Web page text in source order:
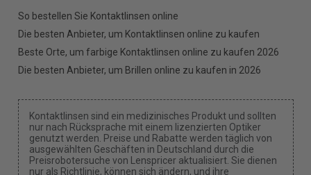
So bestellen Sie Kontaktlinsen online
Die besten Anbieter, um Kontaktlinsen online zu kaufen
Beste Orte, um farbige Kontaktlinsen online zu kaufen 2026
Die besten Anbieter, um Brillen online zu kaufen in 2026
Kontaktlinsen sind ein medizinisches Produkt und sollten
nur nach Rücksprache mit einem lizenzierten Optiker
genutzt werden. Preise und Rabatte werden täglich von
ausgewählten Geschäften in Deutschland durch die
Preisrobotersuche von Lenspricer aktualisiert. Sie dienen
nur als Richtlinie, können sich ändern, und ihre